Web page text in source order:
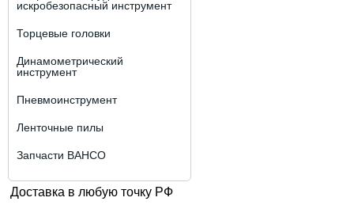
искробезопасный инструмент
Торцевые головки
Динамометрический
инструмент
Пневмоинструмент
Ленточные пилы
Запчасти BAHCO
Доставка в любую точку РФ